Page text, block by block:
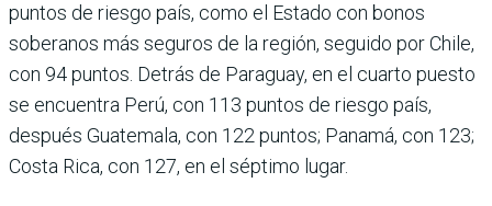
puntos de riesgo país, como el Estado con bonos
soberanos más seguros de la región, seguido por Chile,
con 94 puntos. Detrás de Para­guay, en el cuarto puesto
se encuentra Perú, con 113 pun­tos de riesgo país,
después Guatemala, con 122 puntos; Panamá, con 123;
Costa Rica, con 127, en el séptimo lugar.